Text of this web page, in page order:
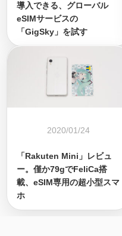
導入できる、グローバル
eSIMサービスの
「GigSky」を試す
2020/01/24
「Rakuten Mini」レビュ
ー。僅か79gでFeliCa搭
載、eSIM専用の超小型スマ
ホ